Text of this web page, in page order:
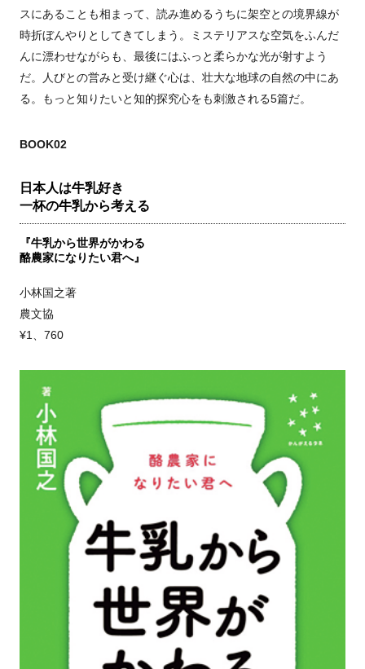
スにあることも相まって、読み進めるうちに架空との境界線が
時折ぼんやりとしてきてしまう。ミステリアスな空気をふんだ
んに漂わせながらも、最後にはふっと柔らかな光が射すよう
だ。人びとの営みと受け継ぐ心は、壮大な地球の自然の中にあ
る。もっと知りたいと知的探究心をも刺激される5篇だ。
BOOK02
日本人は牛乳好き
一杯の牛乳から考える
『牛乳から世界がかわる
酪農家になりたい君へ』
小林国之著
農文協
¥1、760